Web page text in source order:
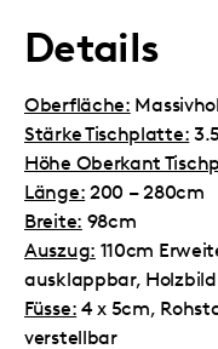
Details
Oberfläche:
Stärke Tischplatte:
Höhe Oberkant
Länge: 200 – 280cm
Breite: 98cm
Auszug: 110cm
ausklappbar,
Füsse: 4 x 5cm,
verstellbar